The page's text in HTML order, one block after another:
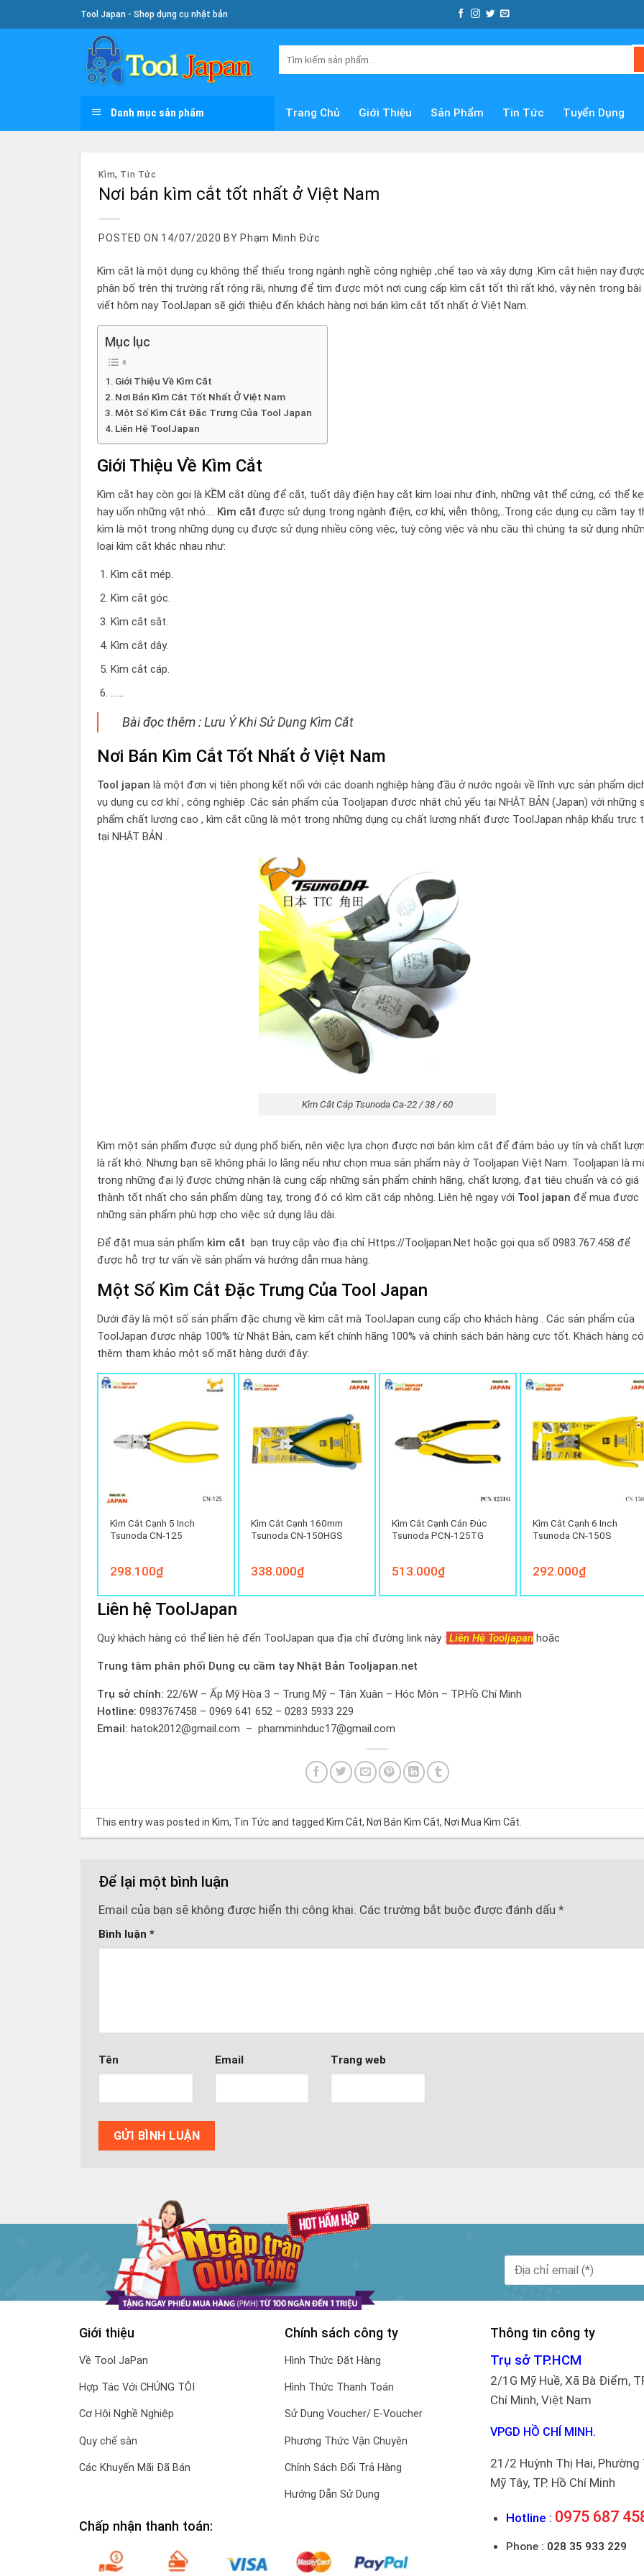
To
Tool Japan - Shop dụng cụ nhật bản
Danh mục sản phẩm Trang Chủ Giới Thiệu Sản Phẩm Tin Tức Tuyển Dụng
Kìm, Tin Tức
Nơi bán kìm cắt tốt nhất ở Việt Nam
POSTED ON 14/07/2020 BY Phạm Minh Đức
Kìm cắt là một dụng cụ không thể thiếu trong ngành nghề công nghiệp ,chế tạo và xây dựng .Kìm cắt hiện nay được
phân bố trên thị trường rất rộng rãi, nhưng để tìm được một nơi cung cấp kìm cắt tốt thì rất khó, vậy nên trong bài
viết hôm nay ToolJapan sẽ giới thiệu đến khách hàng nơi bán kìm cắt tốt nhất ở Việt Nam.
Mục lục
Giới Thiệu Về Kìm Cắt
Nơi Bán Kìm Cắt Tốt Nhất Ở Việt Nam
Một Số Kìm Cắt Đặc Trưng Của Tool Japan
Liên Hệ ToolJapan
Giới Thiệu Về Kìm Cắt
Kìm cắt hay còn gọi là KỀM cắt dùng để cắt, tuốt dây điện hay cắt kim loại như đinh, những vật thể cứng, có thể
hay uốn những vật nhỏ…. Kìm cắt được sử dụng trong ngành điện, cơ khí, viễn thông,..Trong các dụng cụ cầm tay
kìm là một trong những dụng cụ được sử dụng nhiều công việc, tuỳ công việc và nhu cầu thì chúng ta sử dụng
loại kìm cắt khác nhau như:
Kìm cắt mép.
Kìm cắt góc.
Kìm cắt sắt.
Kìm cắt dây.
Kìm cắt cáp.
……
Bài đọc thêm :Lưu Ý Khi Sử Dụng Kìm Cắt
Nơi Bán Kìm Cắt Tốt Nhất ở Việt Nam
Tool japan là một đơn vị tiên phong kết nối với các doanh nghiệp hàng đầu ở nước ngoài về lĩnh vực sản phẩm
vụ dụng cụ cơ khí , công nghiệp .Các sản phẩm của Tooljapan được nhật chủ yếu tại NHẬT BẢN (Japan) với những
phẩm chất lượng cao , kìm cắt cũng là một trong những dụng cụ chất lượng nhất được ToolJapan nhập khẩu trực
tại NHẬT BẢN .
Kìm Cắt Cáp Tsunoda Ca-22 / 38 / 60
Kìm một sản phẩm được sử dụng phổ biến, nên việc lựa chọn được nơi bán kìm cắt để đảm bảo uy tín và chất
là rất khó. Nhưng bạn sẽ không phải lo lắng nếu như chọn mua sản phẩm này ở Tooljapan Việt Nam. Tooljapan là
trong những đại lý được chứng nhận là cung cấp những sản phẩm chính hãng, chất lượng, đạt tiêu chuẩn và có giá
thành tốt nhất cho sản phẩm dùng tay, trong đó có kìm cắt cáp nhông. Liên hệ ngay với Tool japan để mua được
những sản phẩm phù hợp cho việc sử dụng lâu dài.
Để đặt mua sản phẩm kìm cắt bạn truy cập vào địa chỉ Https://Tooljapan.Net hoặc gọi qua số 0983.767.458 để
được hỗ trợ tư vấn về sản phẩm và hướng dẫn mua hàng.
Một Số Kìm Cắt Đặc Trưng Của Tool Japan
Dưới đây là một số sản phẩm đặc chưng về kìm cắt mà ToolJapan cung cấp cho khách hàng . Các sản phẩm của
ToolJapan được nhập 100% từ Nhật Bản, cam kết chính hãng 100% và chính sách bán hàng cực tốt. Khách hàng có
thêm tham khảo một số mặt hàng dưới đây:
Kìm Cắt Cạnh 5 Inch
Tsunoda CN-125
298.100₫
Kìm Cắt Cạnh 160mm
Tsunoda CN-150HGS
338.000₫
Kìm Cắt Cạnh Cán Đúc
Tsunoda PCN-125TG
513.000₫
Kìm Cắt Cạnh 6 Inch
Tsunoda CN-150S
292.000₫
Liên hệ ToolJapan
Quý khách hàng có thể liên hệ đến ToolJapan qua địa chỉ đường link này : Liên Hệ Tooljapanhoặc
Trung tâm phân phối Dụng cụ cầm tay Nhật Bản Tooljapan.net
Trụ sở chính: 22/6W – Ấp Mỹ Hòa 3 – Trung Mỹ – Tân Xuân – Hóc Môn – TP.Hồ Chí Minh
Hotline: 0983767458 – 0969 641 652 – 0283 5933 229
Email: hatok2012@gmail.com – phamminhduc17@gmail.com
This entry was posted in Kìm, Tin Tức and tagged Kìm Cắt, Nơi Bán Kìm Cắt, Nơi Mua Kìm Cắt.
Để lại một bình luận
Email của bạn sẽ không được hiển thị công khai. Các trường bắt buộc được đánh dấu *
Bình luận *
Tên Email Trang web
Giới thiệu
Về Tool JaPan
Hợp Tác Với CHÚNG TÔI
Cơ Hội Nghề Nghiệp
Quy chế sàn
Các Khuyến Mãi Đã Bán
Chính sách công ty
Hình Thức Đặt Hàng
Hình Thức Thanh Toán
Sử Dụng Voucher/ E-Voucher
Phương Thức Vận Chuyên
Chính Sách Đổi Trả Hàng
Hướng Dẫn Sử Dụng
Chấp nhận thanh toán:
Thông tin công ty
Trụ sở TP.HCM
2/1G Mỹ Huề, Xã Bà Điểm,
Chí Minh, Việt Nam
VPGD HỒ CHÍ MINH.
21/2 Huỳnh Thị Hai, Phường
Mỹ Tây, TP. Hồ Chí Minh
Hotline : 0975 687
Phone : 028 35 933 229